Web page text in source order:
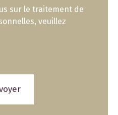
sur le traitement de
veuillez